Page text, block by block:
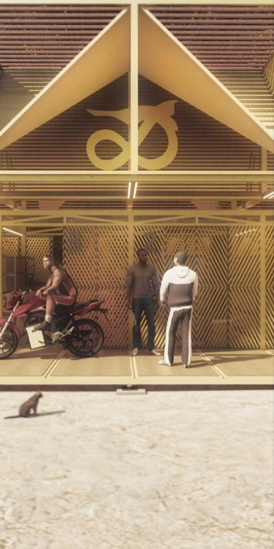
Esta iniciativa consiste en desarrollar una estación
de intercambio de baterías modular y escalable
destinada a servir de base para una red regional
establecida por una empresa de movilidad
eléctrica de África Oriental. Estas estaciones deben
cumplir criterios específicos, como la
sostenibilidad, la rentabilidad, la seguridad, la
modularidad, la escalabilidad y la facilidad de
montaje y desmontaje. Además, deben exhibir una
marca distintiva para atraer clientes y ser
adaptables a contextos diversos, que abarquen
terrenos, climas y necesidades empresariales
variables.